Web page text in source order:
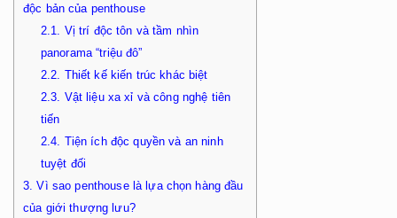
độc bản của penthouse
2.1. Vị trí độc tôn và tầm nhìn
panorama “triệu đô”
2.2. Thiết kế kiến trúc khác biệt
2.3. Vật liệu xa xỉ và công nghệ tiên
tiến
2.4. Tiện ích độc quyền và an ninh
tuyệt đối
3. Vì sao penthouse là lựa chọn hàng đầu
của giới thượng lưu?